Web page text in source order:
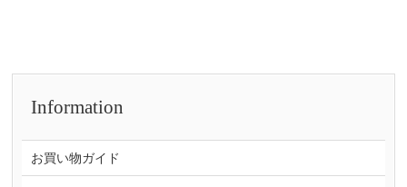
Information
お買い物ガイド